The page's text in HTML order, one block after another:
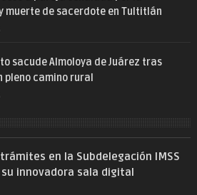
muerte de sacerdote en Tultitlán
sacude Almoloya de Juárez tras
pleno camino rural
en la Subdelegación IMSS
su innovadora sala digital